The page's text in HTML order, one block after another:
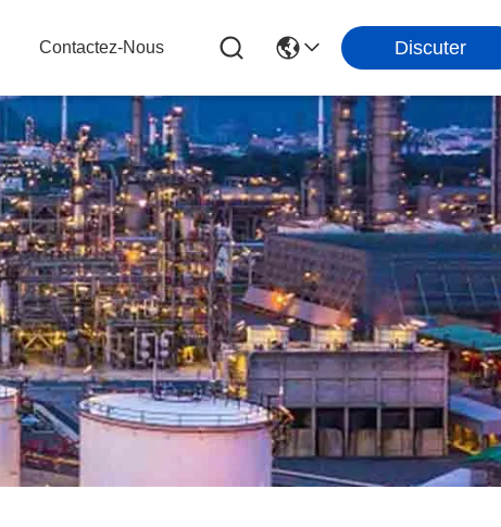
Contactez-Nous Discuter